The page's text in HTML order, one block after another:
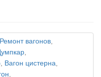
Ремонт вагонов,
,
, Вагон цистерна,
,